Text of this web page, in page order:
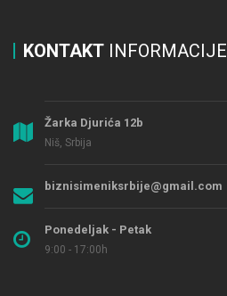
KONTAKT INFORMACIJE
Žarka Djurića 12b
Niš, Srbija
biznisimeniksrbije@gmail.com
Ponedeljak - Petak
9:00 - 17:00h